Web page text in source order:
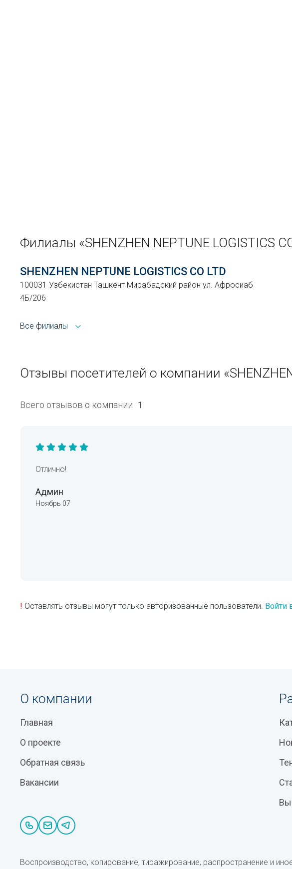
Филиалы «SHENZHEN NEPTUNE
SHENZHEN NEPTUNE LOGISTICS CO LTD
100031 Узбекистан Ташкент Мирабадский район ул. Афросиаб
4Б/206
Все филиалы
Отзывы посетителей о компании
Всего отзывов о компании 1
Отлично!
Админ
Ноябрь 07
! Оставлять отзывы могут только авторизованные пользователи. Войти
О компании
Главная
О проекте
Обратная связь
Вакансии
Воспроизводство, копирование, тиражирование, распространение и